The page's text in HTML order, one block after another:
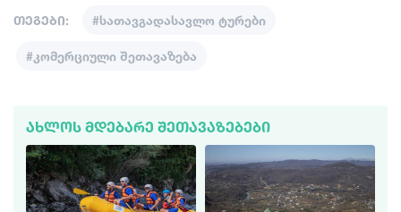
თეგები: #სათავგადასავლო ტურები
#კომერციული შეთავაზება
ᲐᲮᲚᲝᲡ ᲛᲓᲔᲑᲐᲠᲔ ᲨᲔᲗᲐᲕᲐᲖᲔᲑᲔᲑᲘ